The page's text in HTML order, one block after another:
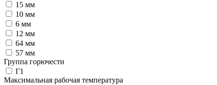
15 мм
10 мм
6 мм
12 мм
64 мм
57 мм
Группа горючести
Г1
Максимальная рабочая температура